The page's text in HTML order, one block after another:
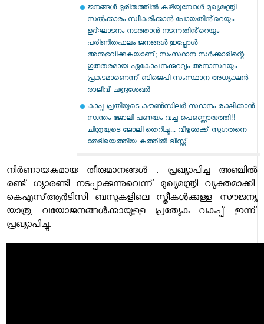
ജനങ്ങൾ ദുരിതത്തിൽ കഴിയുമ്പോൾ മുഖ്യമന്ത്രി
സൽക്കാരം സ്വീകരിക്കാൻ പോയതിൻ്റെയും
ഉദ്ഘാടനം നടത്താൻ നടന്നതിൻ്റെയും
പരിണിതഫലം ജനങ്ങൾ ഇപ്പോൾ
അനുഭവിക്കുകയാണ്; സംസ്ഥാന സർക്കാരിന്റെ
ഗുരുതരമായ ഏകോപനക്കുറവും അനാസ്ഥയും
പ്രകടമാണെന്ന് ബിജെപി സംസ്ഥാന അധ്യക്ഷൻ
രാജീവ് ചന്ദ്രശേഖർ
കാപ്പ പ്രതിയുടെ കൗൺസിലർ സ്ഥാനം രക്ഷിക്കാൻ
സ്വന്തം ജോലി പണയം വച്ച പെണ്ണൊരുത്തി!!
ചിത്രയുടെ ജോലി തെറിച്ചു... വീഴൂരേക്ക് സു​ഗതനെ
തേടിയെത്തിയ കത്തിൽ ട്വിസ്റ്റ്
നിർണായകമായ തീരുമാനങ്ങൾ . പ്രഖ്യാപിച്ച അഞ്ചിൽ
രണ്ട് ഗ്യാരണ്ടി നടപ്പാക്കുന്നുവെന്ന് മുഖ്യമന്ത്രി വ്യക്തമാക്കി.
കെഎസ്ആർടിസി ബസുകളിലെ സ്ത്രീകൾക്കുള്ള സൗജന്യ
യാത്ര, വയോജനങ്ങൾക്കായുള്ള പ്രത്യേക വകുപ്പ് ഇന്ന്
പ്രഖ്യാപിച്ചു.